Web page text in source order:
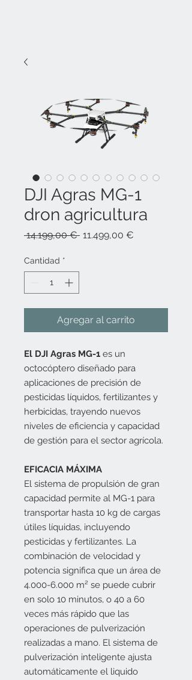
DJI Agras MG-1
dron agricultura
14.199,00 € Precio
11.499,00 €
Cantidad *
Agregar al carrito
El DJI Agras MG-1 es un
octocóptero diseñado para
aplicaciones de precisión de
pesticidas líquidos, fertilizantes y
herbicidas, trayendo nuevos
niveles de eficiencia y capacidad
de gestión para el sector agrícola.
EFICACIA MÁXIMA
El sistema de propulsión de gran
capacidad permite al MG-1 para
transportar hasta 10 kg de cargas
útiles líquidas, incluyendo
pesticidas y fertilizantes. La
combinación de velocidad y
potencia significa que un área de
4.000-6.000 m² se puede cubrir
en solo 10 minutos, o 40 a 60
veces más rápido que las
operaciones de pulverización
realizadas a mano. El sistema de
pulverización inteligente ajusta
automáticamente el liquido